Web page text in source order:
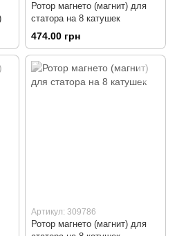
Ротор магнето (магнит) для
статора на 8 катушек
474.00 грн
Артикул: 309786
Ротор магнето (магнит) для